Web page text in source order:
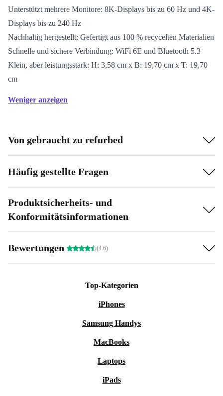
Unterstützt mehrere Monitore: 8K-Displays bis zu 60 Hz und 4K-
Displays bis zu 240 Hz
Nachhaltig hergestellt: Gefertigt aus 100 % recycelten Materialien
Schnelle und sichere Verbindung: WiFi 6E und Bluetooth 5.3
Klein, aber leistungsstark: H: 3,58 cm x B: 19,70 cm x T: 19,70
cm
Weniger anzeigen
Von gebraucht zu refurbed
Häufig gestellte Fragen
Produktsicherheits- und
Konformitätsinformationen
Bewertungen (4.6)
Top-Kategorien
iPhones
Samsung Handys
MacBooks
Laptops
iPads